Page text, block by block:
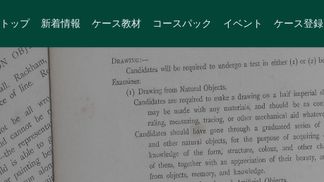
トップ 新着情報 ケース教材 コースパック イベント ケース登